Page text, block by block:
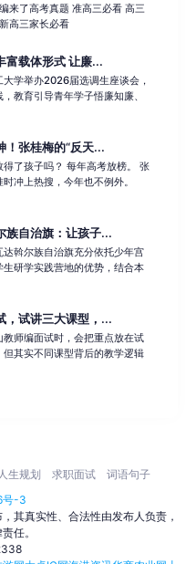
来了高考真题 准高三必看 高三
高三家长必看
富载体形式 让廉...
学举办2026届选调生座谈会，
教育引导青年学子悟廉知廉、
！张桂梅的“反天...
了孩子吗？ 每年高考放榜。 张
冲上热搜，今年也不例外。
族自治旗：让孩子...
达斡尔族自治旗充分依托少年宫
生研学实践营地的优势，结合本
，试讲三大课型，...
教师编面试时，会把重点放在试
但其实不同课型背后的教学逻辑
号-3
其真实性、合法性由发布人负责，
任。
人生规划 求职面试 词语句子